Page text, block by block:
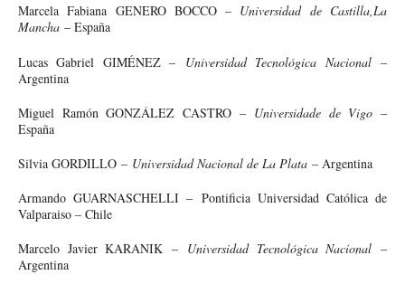
Marcela Fabiana GENERO BOCCO – Universidad de Castilla,La
Mancha– España
Lucas Gabriel GIMÉNEZ – Universidad Tecnológica Nacional–
Argentina
Miguel Ramón GONZÁLEZ CASTRO – Universidadede Vigo –
España
Silvia GORDILLO – Universidad Nacional de La Plata– Argentina
Armando GUARNASCHELLI – Pontificia Universidad Católica de
Valparaiso – Chile
Marcelo Javier KARANIK – Universidad Tecnológica Nacional –
Argentina